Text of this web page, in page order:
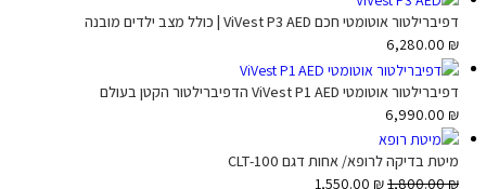
דפיברילטור אוטומטי חכם ViVest P3 AED | כולל מצב ילדים מובנה
6,280.00 ₪
דפיברילטור אוטומטי ViVest P1 AED הדפיברילטור הקטן בעולם
6,990.00 ₪
מיטת בדיקה לרופא/ אחות דגם CLT-100
1,800.00₪
1,550.00 ₪